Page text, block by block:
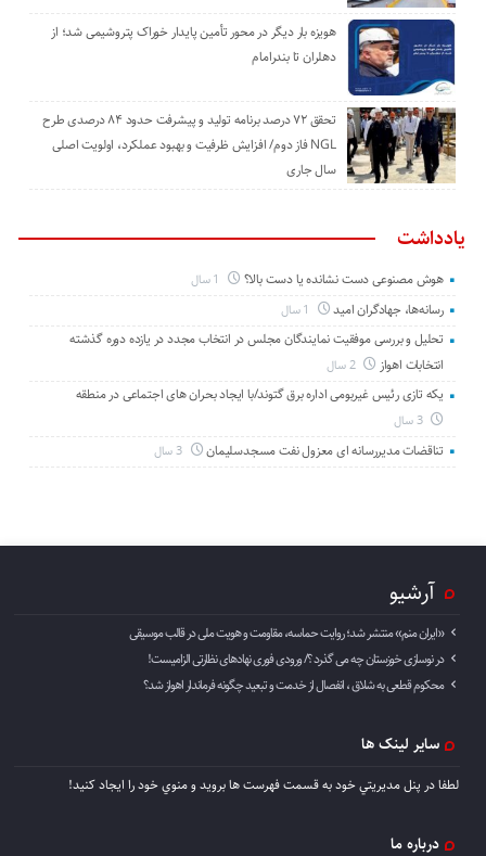
هویزه بار دیگر در محور تأمین پایدار خوراک پتروشیمی شد؛ از
دهلران تا بندرامام
تحقق ۷۲ درصد برنامه تولید و پیشرفت حدود ۸۴ درصدی طرح
NGL فاز دوم/ افزایش ظرفیت و بهبود عملکرد، اولویت اصلی
سال جاری
یادداشت
هوش مصنوعی دست نشانده یا دست بالا؟
رسانه‌ها، جهادگران امید
تحلیل و بررسی موفقیت نمایندگان مجلس در انتخاب مجدد در یازده دوره گذشته
انتخابات اهواز
2 سال
یکه تازی رئیس غیربومی اداره برق گتوند/با ایجاد بحران های اجتماعی در منطقه
3 سال
تناقضات مدیررسانه ای معزول نفت مسجدسلیمان 3 سال
آرشیو
«ایران منم» منتشر شد؛ روایت حماسه، مقاومت و هویت ملی در قالب موسیقی
در نوسازی خوزستان چه می گذرد ؟/ ورودی فوری نهادهای نظارتی الزامیست!
محکوم قطعی به شلاق ، انفصال از خدمت و تبعید چگونه فرماندار اهواز شد؟
سایر لینک ها
لطفا در پنل مديريتي خود به قسمت فهرست ها برويد و منوي خود را ايجاد كنيد!
درباره ما